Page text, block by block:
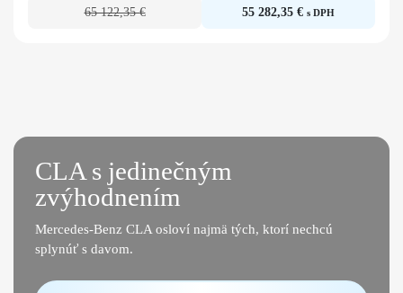
65 122,35 € 55 282,35 € s DPH
CLA s jedinečným
zvýhodnením
Mercedes-Benz CLA osloví najmä tých, ktorí nechcú
splynúť s davom.